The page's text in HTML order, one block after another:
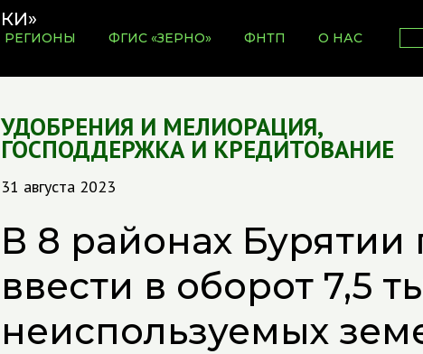
РЕГИОНЫ ФГИС «ЗЕРНО» ФНТП О НАС
УДОБРЕНИЯ И МЕЛИОРАЦИЯ,
ГОСПОДДЕРЖКА И КРЕДИТОВАНИЕ
31 августа 2023
В 8 районах Бурятии
ввести в оборот 7,5
неиспользуемых